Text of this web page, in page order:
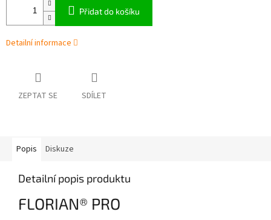
Přidat do košíku
Detailní informace
ZEPTAT SE SDÍLET
Popis Diskuze
Detailní popis produktu
FLORIAN® PRO